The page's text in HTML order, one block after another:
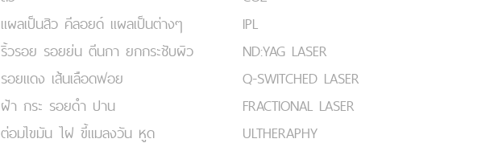
แผลเป็นสิว คีลอยด์ แผลเป็นต่างๆ
ริ้วรอย รอยย่น ตีนกา ยกกระชับผิว
รอยแดง เส้นเลือดฟอย
ฝ้า กระ รอยดำ ปาน
ต่อมไขมัน ไฝ ขี้แมลงวัน หูด
IPL
ND:YAG LASER
Q-SWITCHED LASER
FRACTIONAL LASER
ULTHERAPHY